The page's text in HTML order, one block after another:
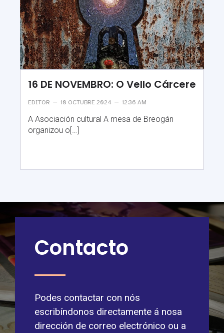
16 DE NOVEMBRO: O Vello Cárcere
EDITOR – 10 OCTUBRE 2024 – 12:36 AM
A Asociación cultural A mesa de Breogán
organizou o[…]
Contacto
Podes contactar con nós
escribíndonos directamente á nosa
dirección de correo electrónico ou a